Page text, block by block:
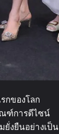
กของโลก
ฑ์การดีไซน์
ยั่งยืนอย่างเป็น